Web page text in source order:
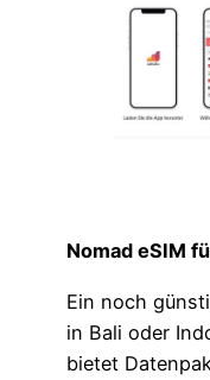
Nomad eSIM
Ein noch
in Bali oder
bietet